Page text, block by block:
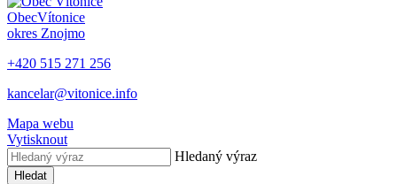
ObecVítonice
okres Znojmo
+420 515 271 256
kancelar@vitonice.info
Mapa webu
Vytisknout
Hledaný výraz
Hledat